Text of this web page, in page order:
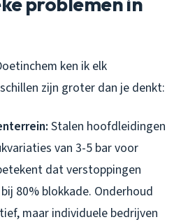
ken ik elk
zijn groter dan je denkt:
Stalen hoofdleidingen
van 3-5 bar voor
dat verstoppingen
80% blokkade. Onderhoud
maar individuele bedrijven